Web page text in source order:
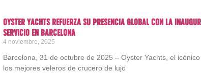
Oyster Yachts refuerza su presencia global con la
servicio en Barcelona
4 noviembre, 2025
Barcelona, 31 de octubre de 2025 – Oyster Yachts, el
los mejores veleros de crucero de lujo